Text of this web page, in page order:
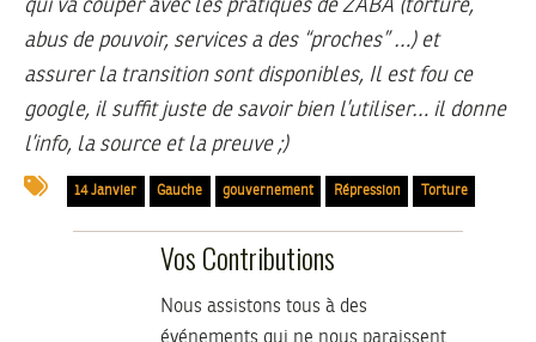
qui va couper avec les pratiques de ZABA (torture,
abus de pouvoir, services a des “proches” …) et
assurer la transition sont disponibles, Il est fou ce
google, il suffit juste de savoir bien l’utiliser… il donne
l’info, la source et la preuve ;)
14 Janvier Gauche gouvernement Répression Torture
Vos Contributions
Nous assistons tous à des